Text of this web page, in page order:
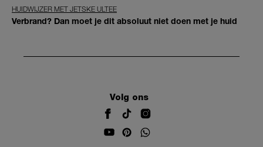
HUIDWIJZER MET JETSKE ULTEE
Verbrand? Dan moet je dit absoluut niet doen met je huid
Volg ons